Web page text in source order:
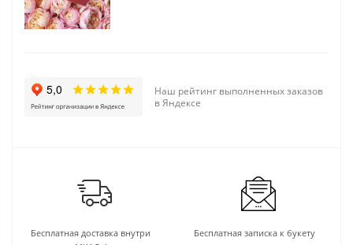
Наш рейтинг выполненных заказов
в Яндексе
Бесплатная доставка внутри
Бесплатная записка к букету